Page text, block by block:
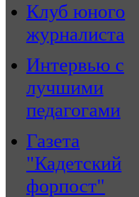
Клуб юного
журналиста
Интервью с
лучшими
педагогами
Газета
"Кадетский
форпост"